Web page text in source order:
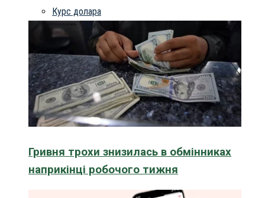
Курс долара
Гривня трохи знизилась в обмінниках
наприкінці робочого тижня